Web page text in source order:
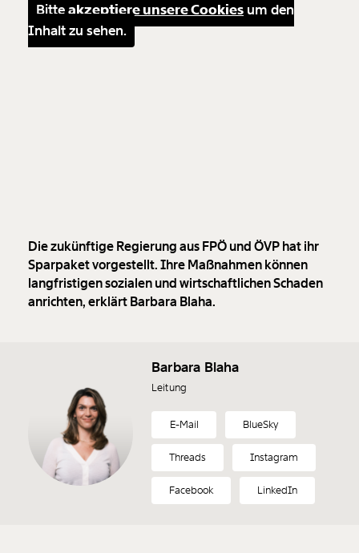
Bitteakzeptiere unsere Cookies um den
Inhalt zu sehen.
Die zukünftige Regierung aus FPÖ und ÖVP hat ihr
Sparpaket vorgestellt. Ihre Maßnahmen können
langfristigen sozialen und wirtschaftlichen Schaden
anrichten, erklärt Barbara Blaha.
Barbara Blaha
Leitung
E-Mail BlueSky
Threads Instagram
Facebook LinkedIn